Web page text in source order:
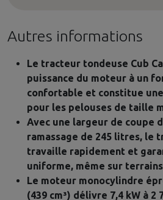
Autres informations
Le tracteur tondeuse Cub
puissance du moteur à un
confortable et constitue
pour les pelouses de taille
Avec une largeur de coupe
ramassage de 245 litres, le
travaille rapidement et
uniforme, même sur
Le moteur monocylindre
(439 cm³) délivre 7,4 kW à 2